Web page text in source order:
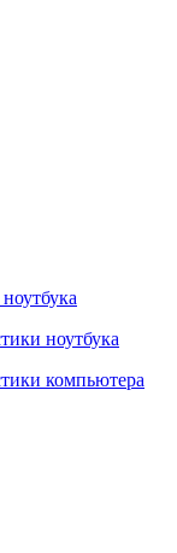
ноутбука
компьютера